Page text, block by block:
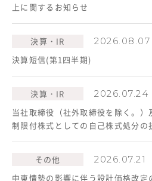
上に関するお知らせ
決算・IR
2026.08.07
決算短信(第1四半期)
決算・IR
2026.07.24
当社取締役（社外取締役を除く。
制限付株式としての自己株式処分の
その他
2026.07.21
中東情勢の影響に伴う設計価格改定